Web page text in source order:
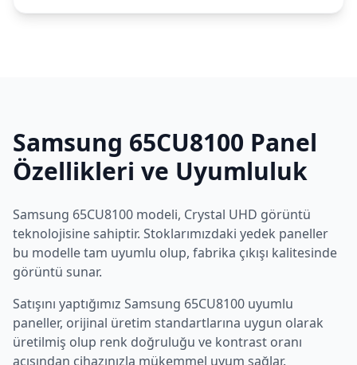
Samsung 65CU8100 Panel
Özellikleri ve Uyumluluk
Samsung 65CU8100 modeli, Crystal UHD görüntü
teknolojisine sahiptir. Stoklarımızdaki yedek paneller
bu modelle tam uyumlu olup, fabrika çıkışı kalitesinde
görüntü sunar.
Satışını yaptığımız Samsung 65CU8100 uyumlu
paneller, orijinal üretim standartlarına uygun olarak
üretilmiş olup renk doğruluğu ve kontrast oranı
açısından cihazınızla mükemmel uyum sağlar.